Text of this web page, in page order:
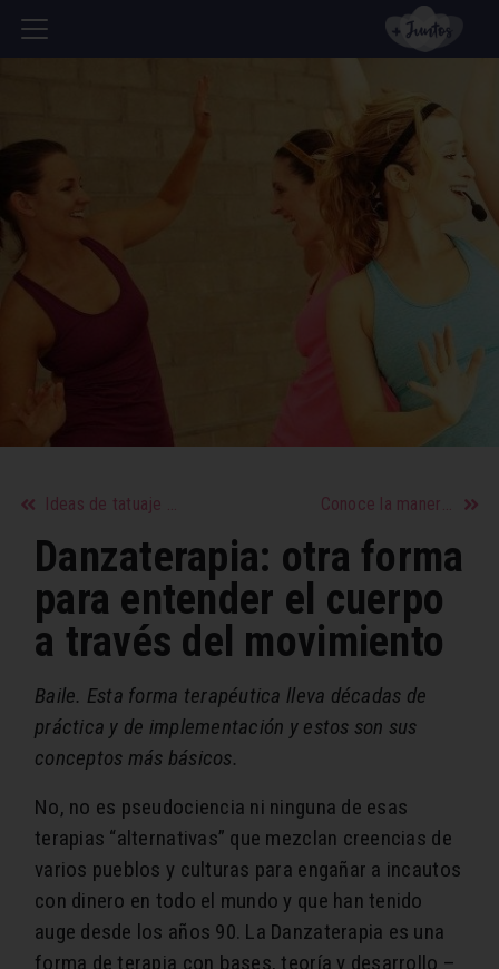
Ideas de tatuaje de madre e hija Conoce la manera correcta de tomar jugos verdes para recobrar la energía y mejorar tu salud
Danzaterapia: otra forma
para entender el cuerpo
a través del movimiento
Baile. Esta forma terapéutica lleva décadas de
práctica y de implementación y estos son sus
conceptos más básicos.
No, no es pseudociencia ni ninguna de esas
terapias “alternativas” que mezclan creencias de
varios pueblos y culturas para engañar a incautos
con dinero en todo el mundo y que han tenido
auge desde los años 90. La Danzaterapia es una
forma de terapia con bases, teoría y desarrollo –